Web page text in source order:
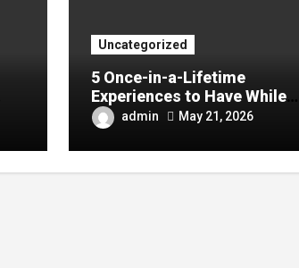
Uncategorized
5 Once-in-a-Lifetime
Experiences to Have While
Visiting China
admin May 21, 2026